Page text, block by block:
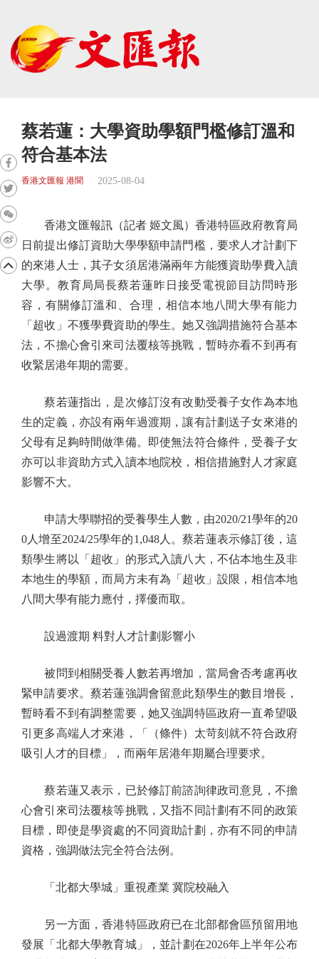
蔡若蓮：大學資助學額門檻修訂溫和
符合基本法
香港文匯報 港聞 2025-08-04
香港文匯報訊（記者 姬文風）香港特區政府教育局
日前提出修訂資助大學學額申請門檻，要求人才計劃下
的來港人士，其子女須居港滿兩年方能獲資助學費入讀
大學。教育局局長蔡若蓮昨日接受電視節目訪問時形
容，有關修訂溫和、合理，相信本地八間大學有能力
「超收」不獲學費資助的學生。她又強調措施符合基本
法，不擔心會引來司法覆核等挑戰，暫時亦看不到再有
收緊居港年期的需要。
蔡若蓮指出，是次修訂沒有改動受養子女作為本地
生的定義，亦設有兩年過渡期，讓有計劃送子女來港的
父母有足夠時間做準備。即使無法符合條件，受養子女
亦可以非資助方式入讀本地院校，相信措施對人才家庭
影響不大。
申請大學聯招的受養學生人數，由2020/21學年的20
0人增至2024/25學年的1,048人。蔡若蓮表示修訂後，這
類學生將以「超收」的形式入讀八大，不佔本地生及非
本地生的學額，而局方未有為「超收」設限，相信本地
八間大學有能力應付，擇優而取。
設過渡期 料對人才計劃影響小
被問到相關受養人數若再增加，當局會否考慮再收
緊申請要求。蔡若蓮強調會留意此類學生的數目增長，
暫時看不到有調整需要，她又強調特區政府一直希望吸
引更多高端人才來港，「（條件）太苛刻就不符合政府
吸引人才的目標」，而兩年居港年期屬合理要求。
蔡若蓮又表示，已於修訂前諮詢律政司意見，不擔
心會引來司法覆核等挑戰，又指不同計劃有不同的政策
目標，即使是學資處的不同資助計劃，亦有不同的申請
資格，強調做法完全符合法例。
「北都大學城」重視產業 冀院校融入
另一方面，香港特區政府已在北部都會區預留用地
發展「北都大學教育城」，並計劃在2026年上半年公布